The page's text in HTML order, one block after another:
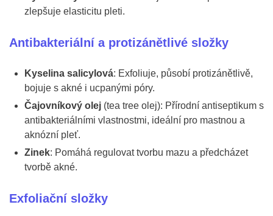
zlepšuje elasticitu pleti.
Antibakteriální a protizánětlivé složky
Kyselina salicylová: Exfoliuje, působí protizánětlivě,
bojuje s akné i ucpanými póry.
Čajovníkový olej (tea tree olej): Přírodní antiseptikum s
antibakteriálními vlastnostmi, ideální pro mastnou a
aknózní pleť.
Zinek: Pomáhá regulovat tvorbu mazu a předcházet
tvorbě akné.
Exfoliační složky